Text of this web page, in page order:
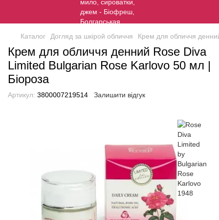
Каталог Догляд за шкірой обличчя Крем для обличчя
Крем для обличчя денний Rose Diva
Limited Bulgarian Rose Karlovo 50 мл |
Біороза
Артикул: 3800007219514 Залишити відгук